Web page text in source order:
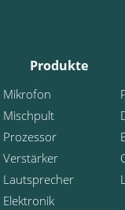
Produkte
Mikrofon
Mischpult
Prozessor
Verstärker
Lautsprecher
Elektronik